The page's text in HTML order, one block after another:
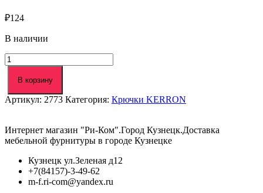
₽124
В наличии
Количество
товара
Крючок
х
0310
BL
черный
В корзину
Артикул: 2773 Категория: Крючки KERRON
Интернет магазин "Ри-Ком".Город Кузнецк.Доставка
мебельной фурнитуры в городе Кузнецке
Кузнецк ул.Зеленая д12
+7(84157)-3-49-62
m-f.ri-com@yandex.ru